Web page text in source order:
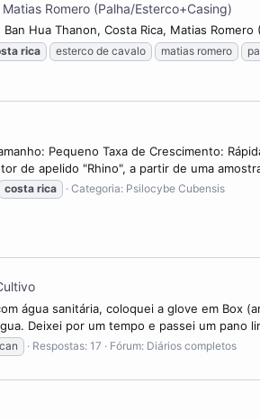
Romero (Palha/Esterco+Casing)
Hua Thanon, Costa Rica, Matias
rica esterco de cavalo matias romero
Pequeno Taxa de Crescimento:
de apelido "Rhino", a partir de uma
costa rica Categoria: Psilocybe Cubensis
água sanitária, coloquei a glove em Box
Deixei por um tempo e passei um pano
Respostas: 17 Fórum: Diários completos